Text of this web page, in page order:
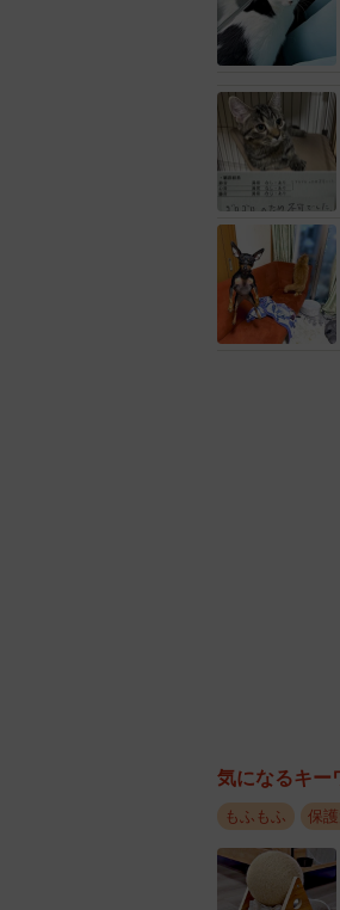
い主さんご
した。
「一緒に譲
こされた瞬
てこの子が抱
他にも希望
いただいた
ところが、
気になるキー
もふもふ 保